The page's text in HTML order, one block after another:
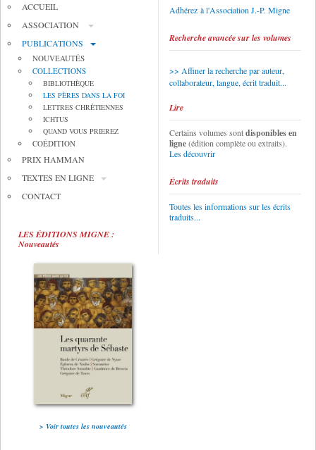
ACCUEIL
ASSOCIATION
PUBLICATIONS
NOUVEAUTÉS
COLLECTIONS
BIBLIOTHÈQUE
LES PÈRES DANS LA FOI
LETTRES CHRÉTIENNES
ICHTUS
QUAND VOUS PRIEREZ
COÉDITION
PRIX HAMMAN
TEXTES EN LIGNE
CONTACT
LES ÉDITIONS MIGNE :
Nouveautés
> Voir toutes les nouveautés
Adhérez à l'Association J.-P. Migne
Recherche avancée sur les volumes
Affiner la recherche par auteur,
collaborateur, langue, écrit traduit...
Lire
Certains volumes sontdisponibles en
ligne(édition complète ou extraits).
Les découvrir
Écrits traduits
Toutes les informations sur les écrits
traduits...